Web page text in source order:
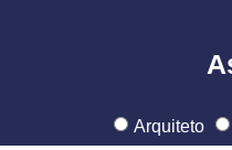
Arquiteto